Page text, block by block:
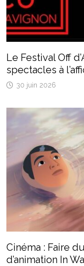
Le Festival Off
spectacles à
30 juin 2026
Cinéma : Faire
d’animation In